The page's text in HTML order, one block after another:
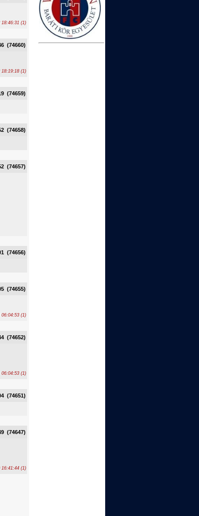
18:46:31 (1)
(74660)
18:19:18 (1)
(74659)
(74658)
(74657)
(74656)
(74655)
06:04:53 (1)
(74652)
06:04:53 (1)
(74651)
(74647)
16:41:44 (1)